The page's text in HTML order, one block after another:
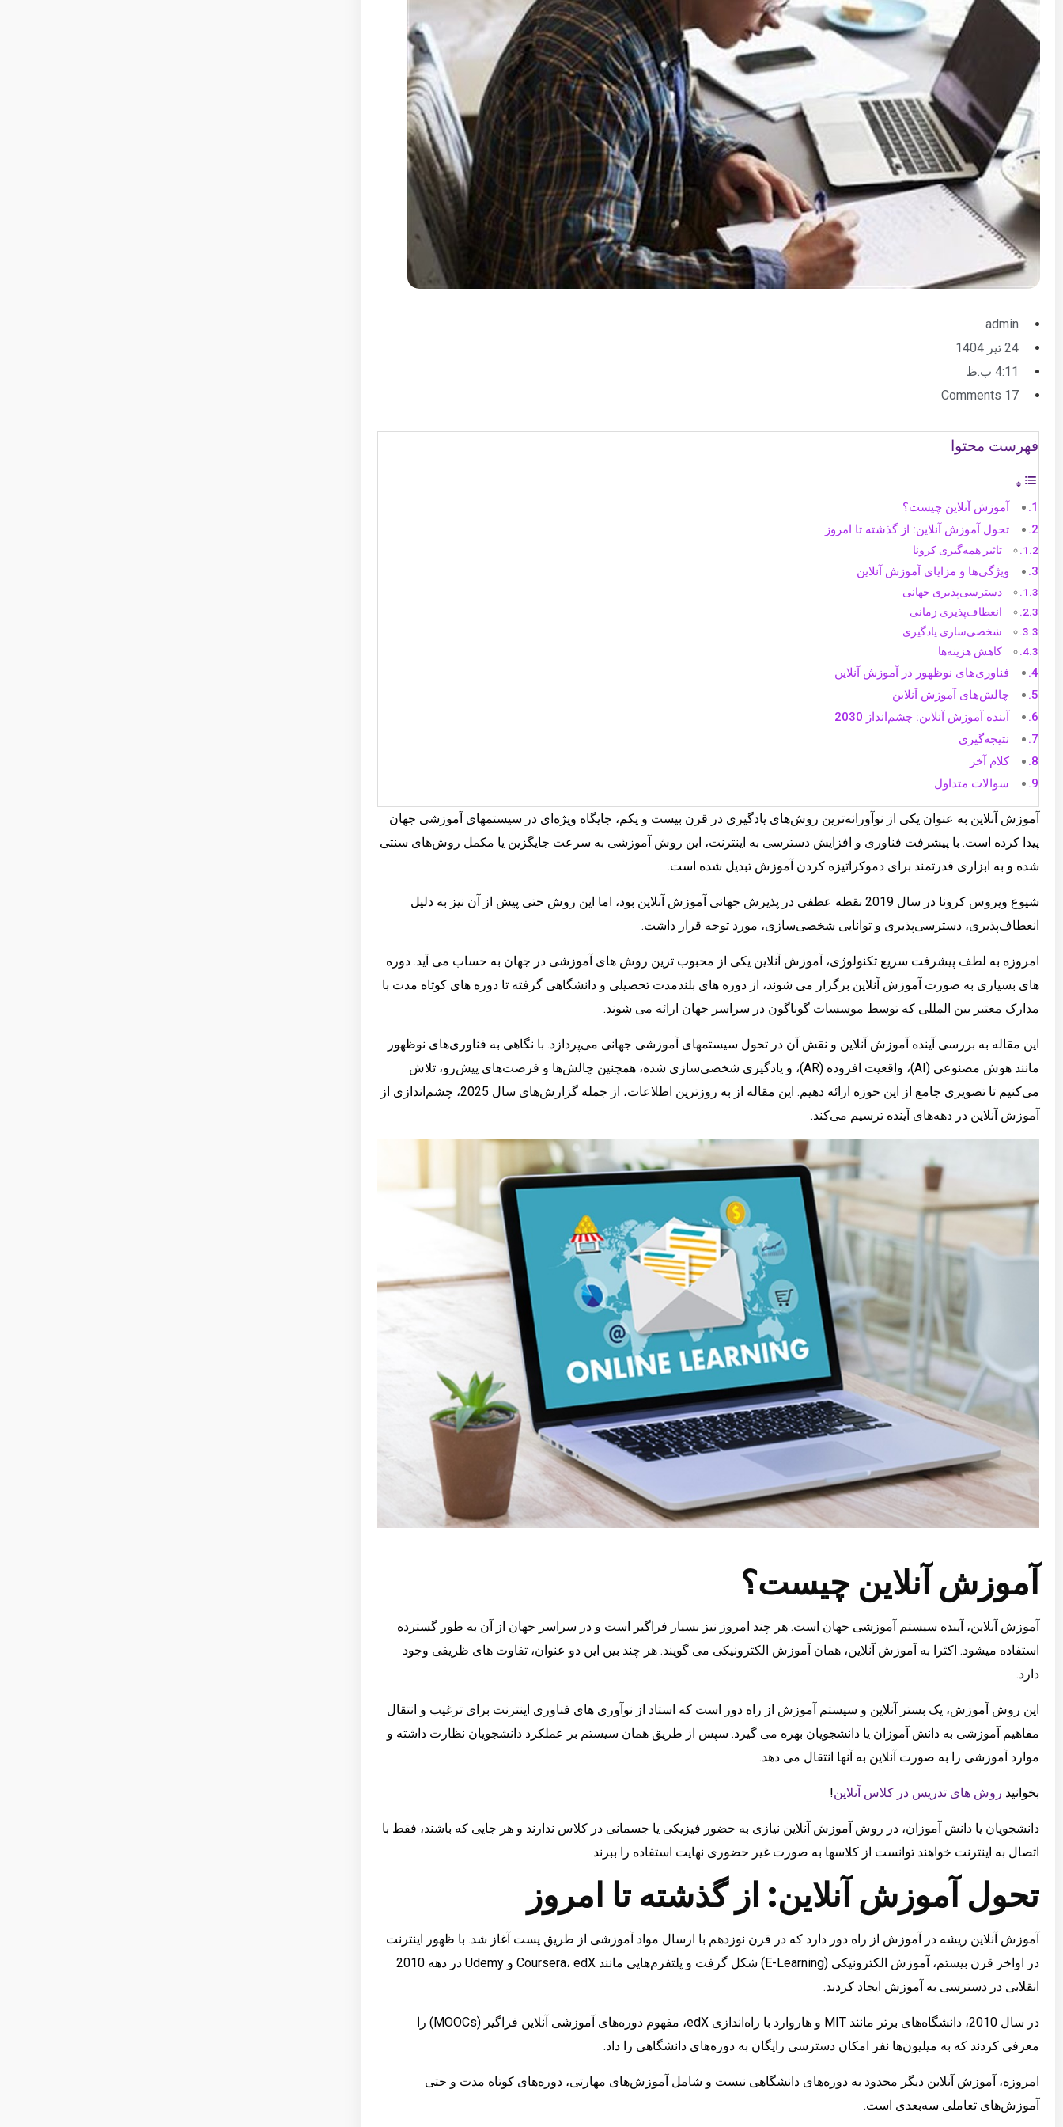
admin
24 تیر 1404
4:11 ب.ظ
17 Comments
فهرست محتوا
آموزش آنلاین چیست؟
تحول آموزش آنلاین: از گذشته تا امروز
تاثیر همه‌گیری کرونا
ویژگی‌ها و مزایای آموزش آنلاین
دسترسی‌پذیری جهانی
انعطاف‌پذیری زمانی
شخصی‌سازی یادگیری
کاهش هزینه‌ها
فناوری‌های نوظهور در آموزش آنلاین
چالش‌های آموزش آنلاین
آینده آموزش آنلاین: چشم‌انداز 2030
نتیجه‌گیری
کلام آخر
سوالات متداول
آموزش آنلاین به عنوان یکی از نوآورانه‌ترین روش‌های یادگیری در قرن بیست و یکم، جایگاه ویژه‌ای در سیستم‎های آموزشی جهان
پیدا کرده است. با پیشرفت فناوری و افزایش دسترسی به اینترنت، این روش آموزشی به سرعت جایگزین یا مکمل روش‌های سنتی
شده و به ابزاری قدرتمند برای دموکراتیزه کردن آموزش تبدیل شده است.
شیوع ویروس کرونا در سال 2019 نقطه عطفی در پذیرش جهانی آموزش آنلاین بود، اما این روش حتی پیش از آن نیز به دلیل
انعطاف‌پذیری، دسترسی‌پذیری و توانایی شخصی‌سازی، مورد توجه قرار داشت.
امروزه به لطف پیشرفت سریع تکنولوژی، آموزش آنلاین یکی از محبوب ترین روش های آموزشی در جهان به حساب می آید. دوره
های بسیاری به صورت آموزش آنلاین برگزار می شوند، از دوره های بلندمدت تحصیلی و دانشگاهی گرفته تا دوره های کوتاه مدت با
مدارک معتبر بین المللی که توسط موسسات گوناگون در سراسر جهان ارائه می شوند.
این مقاله به بررسی آینده آموزش آنلاین و نقش آن در تحول سیستم‎های آموزشی جهانی می‌پردازد. با نگاهی به فناوری‌های نوظهور
مانند هوش مصنوعی (AI)، واقعیت افزوده (AR)، و یادگیری شخصی‌سازی شده، همچنین چالش‌ها و فرصت‌های پیش‌رو، تلاش
می‌کنیم تا تصویری جامع از این حوزه ارائه دهیم. این مقاله از به روزترین اطلاعات، از جمله گزارش‌های سال 2025، چشم‌اندازی از
آموزش آنلاین در دهه‌های آینده ترسیم می‌کند.
آموزش آنلاین چیست؟
آموزش آنلاین، آینده سیستم آموزشی جهان است. هر چند امروز نیز بسیار فراگیر است و در سراسر جهان از آن به طور گسترده
استفاده میشود. اکثرا به آموزش آنلاین، همان آموزش الکترونیکی می گویند. هر چند بین این دو عنوان، تفاوت های ظریفی وجود
دارد.
این روش آموزش، یک بستر آنلاین و سیستم آموزش از راه دور است که استاد از نوآوری های فناوری اینترنت برای ترغیب و انتقال
مفاهیم آموزشی به دانش آموزان یا دانشجویان بهره می گیرد. سپس از طریق همان سیستم بر عملکرد دانشجویان نظارت داشته و
موارد آموزشی را به صورت آنلاین به آنها انتقال می دهد.
بخوانید روش های تدریس در کلاس آنلاین!
دانشجویان یا دانش آموزان، در روش آموزش آنلاین نیازی به حضور فیزیکی یا جسمانی در کلاس ندارند و هر جایی که باشند، فقط با
اتصال به اینترنت خواهند توانست از کلاسها به صورت غیر حضوری نهایت استفاده را ببرند.
تحول آموزش آنلاین: از گذشته تا امروز
آموزش آنلاین ریشه در آموزش از راه دور دارد که در قرن نوزدهم با ارسال مواد آموزشی از طریق پست آغاز شد. با ظهور اینترنت
در اواخر قرن بیستم، آموزش الکترونیکی (E-Learning) شکل گرفت و پلتفرم‌هایی مانند Coursera، edX و Udemy در دهه 2010
انقلابی در دسترسی به آموزش ایجاد کردند.
در سال 2010، دانشگاه‌های برتر مانند MIT و هاروارد با راه‌اندازی edX، مفهوم دوره‌های آموزشی آنلاین فراگیر (MOOCs) را
معرفی کردند که به میلیون‌ها نفر امکان دسترسی رایگان به دوره‌های دانشگاهی را داد.
امروزه، آموزش آنلاین دیگر محدود به دوره‌های دانشگاهی نیست و شامل آموزش‌های مهارتی، دوره‌های کوتاه مدت و حتی
آموزش‌های تعاملی سه‌بعدی است.